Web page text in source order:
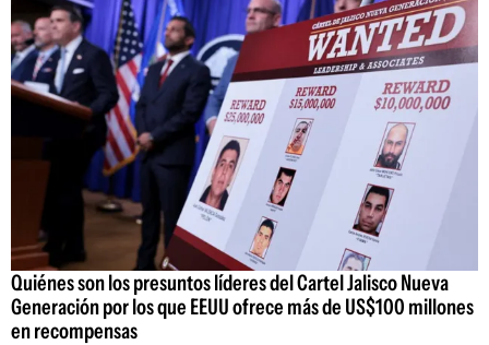
Quiénes son los presuntos líderes del Cartel Jalisco Nueva
Generación por los que EEUU ofrece más de US$100 millones
en recompensas